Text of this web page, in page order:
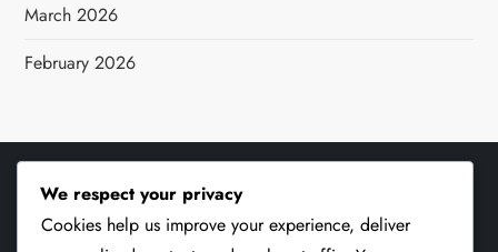
March 2026
February 2026
JURIDISCH
We respect your privacy
Cookies help us improve your experience, deliver